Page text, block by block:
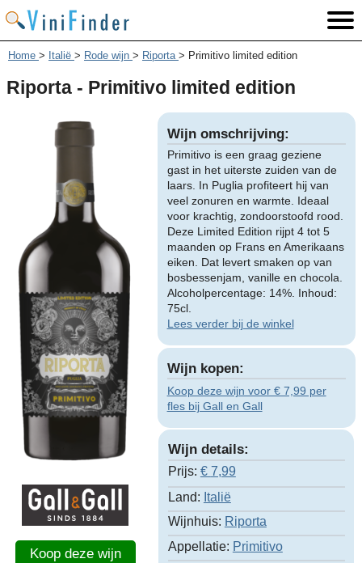
Home > Italië > Rode wijn > Riporta > Primitivo limited edition
Riporta - Primitivo limited edition
Koop deze wijn
Wijn omschrijving:
Primitivo is een graag geziene
gast in het uiterste zuiden van de
laars. In Puglia profiteert hij van
veel zonuren en warmte. Ideaal
voor krachtig, zondoorstoofd rood.
Deze Limited Edition rijpt 4 tot 5
maanden op Frans en Amerikaans
eiken. Dat levert smaken op van
bosbessenjam, vanille en chocola.
Alcoholpercentage: 14%. Inhoud:
75cl.
Lees verder bij de winkel
Wijn kopen:
Koop deze wijn voor € 7,99 per
fles bij Gall en Gall
Wijn details:
Prijs: € 7,99
Land: Italië
Wijnhuis: Riporta
Appellatie: Primitivo